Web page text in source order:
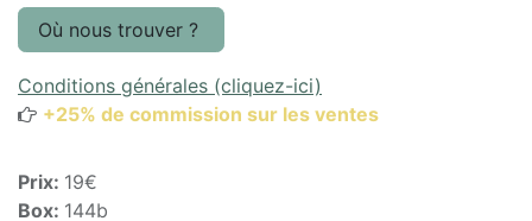
Où nous trouver ?
Conditions générales (cliquez-ici)
+25% de commission sur les ventes
Prix: 19€
Box: 144b